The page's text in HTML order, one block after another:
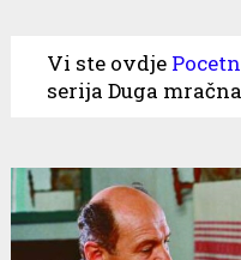
Vi ste ovdje
serija Duga